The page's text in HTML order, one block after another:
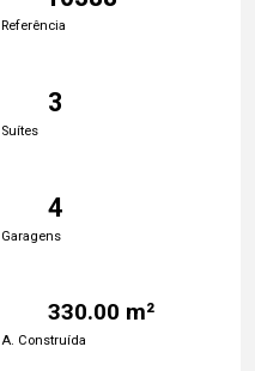
Referência
3
Suítes
4
Garagens
330.00 m²
A. Construída